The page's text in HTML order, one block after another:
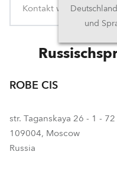
und
Kontakt wählen
ROBE CIS
str. Taganskaya 26 - 1 - 72
109004, Moscow
Russia